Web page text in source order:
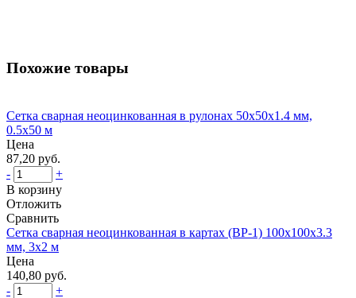
Похожие товары
Сетка сварная неоцинкованная в рулонах 50x50x1.4 мм,
0.5x50 м
Цена
87,20 руб.
-
+
В корзину
Отложить
Сравнить
Сетка сварная неоцинкованная в картах (ВР-1) 100x100x3.3
мм, 3x2 м
Цена
140,80 руб.
-
+